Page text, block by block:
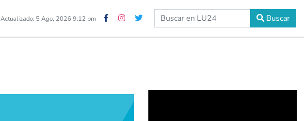
Actualizado: 5 Ago, 2026 9:12 pm Buscar